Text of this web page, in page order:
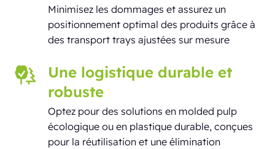
Minimisez les dommages et assurez un
positionnement optimal des produits grâce à
des transport trays ajustées sur mesure
Une logistique durable et
robuste
Optez pour des solutions en molded pulp
écologique ou en plastique durable, conçues
pour la réutilisation et une élimination